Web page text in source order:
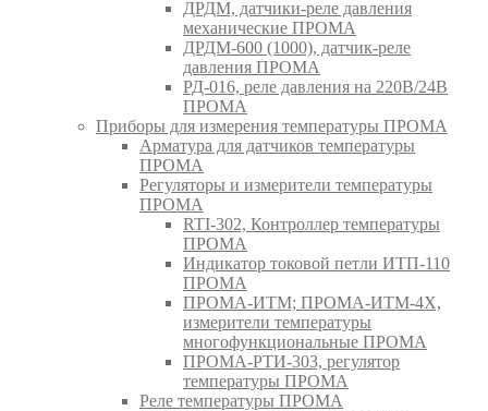
ДРДМ, датчики-реле давления
механические ПРОМА
ДРДМ-600 (1000), датчик-реле
давления ПРОМА
РД-016, реле давления на 220В/24В
ПРОМА
Приборы для измерения температуры ПРОМА
Арматура для датчиков температуры
ПРОМА
Регуляторы и измерители температуры
ПРОМА
RTI-302, Контроллер температуры
ПРОМА
Индикатор токовой петли ИТП-110
ПРОМА
ПРОМА-ИТМ; ПРОМА-ИТМ-4Х,
измерители температуры
многофункциональные ПРОМА
ПРОМА-РТИ-303, регулятор
температуры ПРОМА
Реле температуры ПРОМА